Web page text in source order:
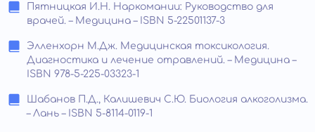
Пятницкая И.Н. Наркомании: Руководство для
врачей. – Медицина – ISBN 5-22501137-3
Элленхорн М.Дж. Медицинская токсикология.
Диагностика и лечение отравлений. – Медицина –
ISBN 978-5-225-03323-1
Шабанов П.Д., Калишевич С.Ю. Биология алкоголизма.
– Лань – ISBN 5-8114-0119-1